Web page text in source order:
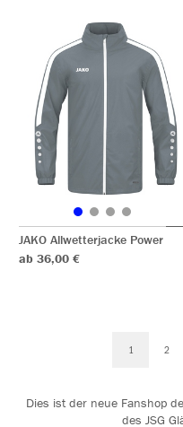
JAKO Allwetterjacke Power
ab 36,00 €
1 2
Dies ist der neue Fanshop
des JSG